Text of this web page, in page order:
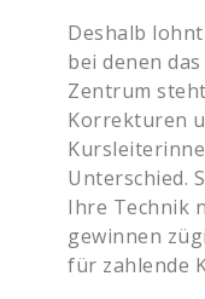
Deshalb
bei denen
Zentrum
Korrekturen
Unterschied.
Ihre Technik
gewinnen
für zahlende